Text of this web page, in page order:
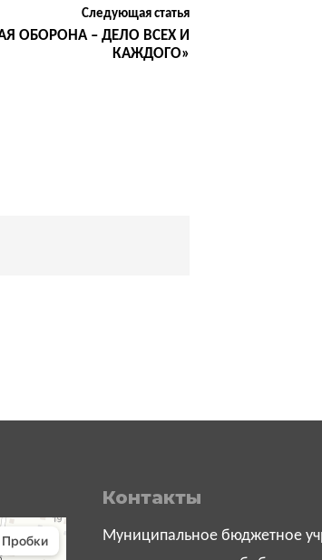
Следующая статья
ОБОРОНА – ДЕЛО ВСЕХ И
КАЖДОГО»
Контакты
Муниципальное бюджетное